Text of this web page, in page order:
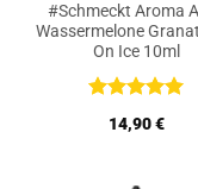
#Schmeckt Aroma
Wassermelone
On Ice 10ml
Bewertet
mit5von
14,90€